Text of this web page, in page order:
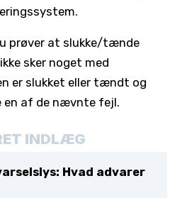
prøver at slukke/tænde
sker noget med
er slukket eller tændt og
en af de nævnte fejl.
INDLÆG
Hvad advarer